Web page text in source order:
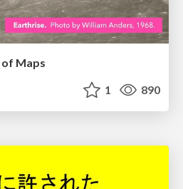
of Maps
1 890